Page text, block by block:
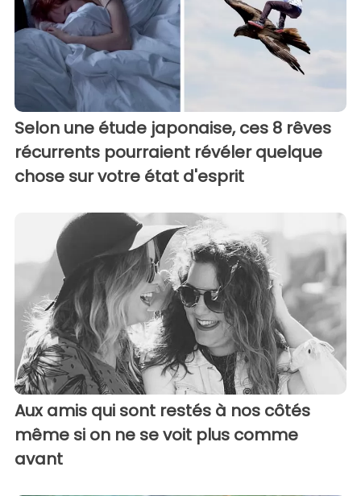
Selon une étude japonaise, ces 8 rêves
récurrents pourraient révéler quelque
chose sur votre état d'esprit
Aux amis qui sont restés à nos côtés
même si on ne se voit plus comme
avant